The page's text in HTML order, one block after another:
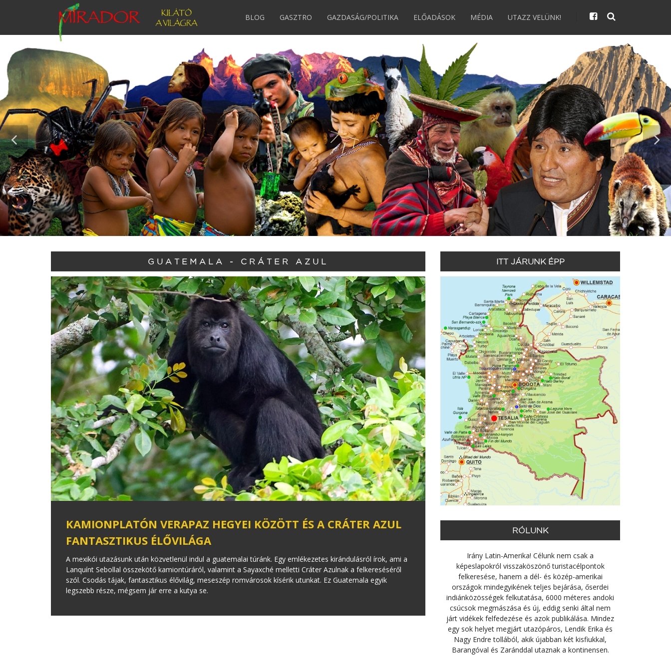
BLOG GASZTRO GAZDASÁG/POLITIKA ELŐADÁSOK MÉDIA UTAZZ VELÜNK!
GUATEMALA - CRÁTER AZUL
KAMIONPLATÓN VERAPAZ HEGYEI KÖZÖTT ÉS A CRÁTER AZUL
FANTASZTIKUS ÉLŐVILÁGA
A mexikói utazásunk után közvetlenül indul a guatemalai túránk. Egy emlékezetes kirándulásról írok, ami a
Lanquínt Sebollal összekötő kamiontúráról, valamint a Sayaxché melletti Cráter Azulnak a felkereséséről
szól. Csodás tájak, fantasztikus élővilág, meseszép romvárosok kísérik utunkat. Ez Guatemala egyik
legszebb része, mégsem jár erre a kutya se.
ITT JÁRUNK ÉPP
RÓLUNK
Irány Latin-Amerika! Célunk nem csak a
képeslapokról visszaköszönő turistacélpontok
felkeresése, hanem a dél- és közép-amerikai
országok mindegyikének teljes bejárása, őserdei
indiánközösségek felkutatása, 6000 méteres andoki
csúcsok megmászása és új, eddig senki által nem
járt vidékek felfedezése és azok publikálása. Mindez
egy sok helyet megjárt utazópáros, Lendik Erika és
Nagy Endre tollából, akik újabban két kisfiukkal,
Barangóval és Zaránddal utaznak a kontinensen.